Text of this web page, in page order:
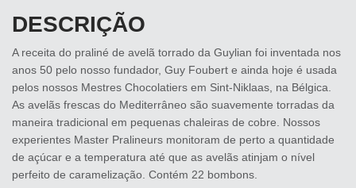
DESCRIÇÃO
A receita do praliné de avelã torrado da Guylian foi inventada nos
anos 50 pelo nosso fundador, Guy Foubert e ainda hoje é usada
pelos nossos Mestres Chocolatiers em Sint-Niklaas, na Bélgica.
As avelãs frescas do Mediterrâneo são suavemente torradas da
maneira tradicional em pequenas chaleiras de cobre. Nossos
experientes Master Pralineurs monitoram de perto a quantidade
de açúcar e a temperatura até que as avelãs atinjam o nível
perfeito de caramelização. Contém 22 bombons.